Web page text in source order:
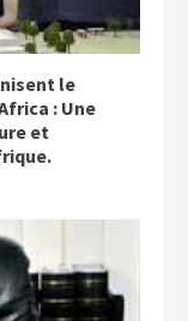
le
: Une
et